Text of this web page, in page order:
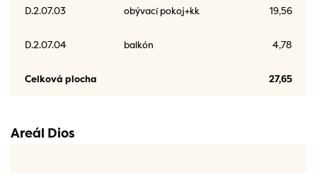
D.2.07.03 obývací pokoj+kk 19,56
D.2.07.04 balkón 4,78
Celková plocha 27,65
Areál Dios